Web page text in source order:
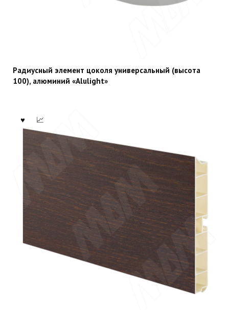
Радиусный элемент цоколя универсальный (высота
100), алюминий «Alulight»